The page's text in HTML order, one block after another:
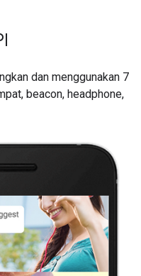
dan menggunakan 7
beacon, headphone,